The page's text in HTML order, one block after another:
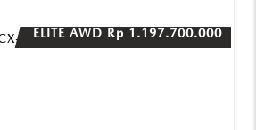
ELITE AWD Rp 1.197.700.000